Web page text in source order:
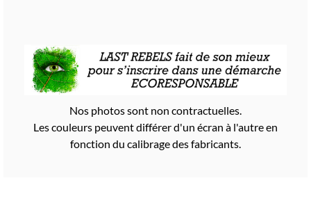
Nos photos sont non contractuelles.
Les couleurs peuvent différer d'un écran à l'autre en
fonction du calibrage des fabricants.